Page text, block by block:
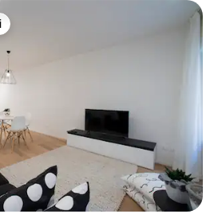
en beğenilenler arasında